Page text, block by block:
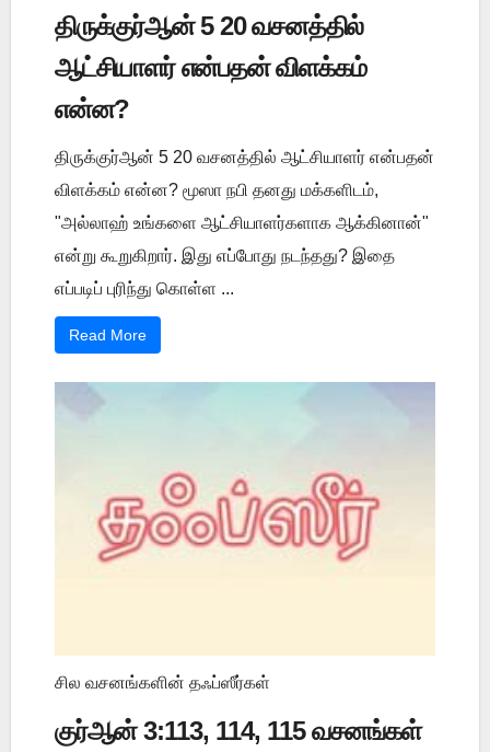
திருக்குர்ஆன் 5 20 வசனத்தில்
ஆட்சியாளர் என்பதன் விளக்கம்
என்ன?
திருக்குர்ஆன் 5 20 வசனத்தில் ஆட்சியாளர் என்பதன்
விளக்கம் என்ன? மூஸா நபி தனது மக்களிடம்,
"அல்லாஹ் உங்களை ஆட்சியாளர்களாக ஆக்கினான்"
என்று கூறுகிறார். இது எப்போது நடந்தது? இதை
எப்படிப் புரிந்து கொள்ள ...
Read More
சில வசனங்களின் தஃப்ஸீர்கள்
குர்ஆன் 3:113, 114, 115 வசனங்கள்